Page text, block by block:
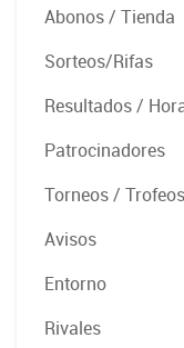
Abonos / Tienda
Sorteos/Rifas
Resultados /
Patrocinadores
Torneos / Trofeos
Avisos
Entorno
Rivales